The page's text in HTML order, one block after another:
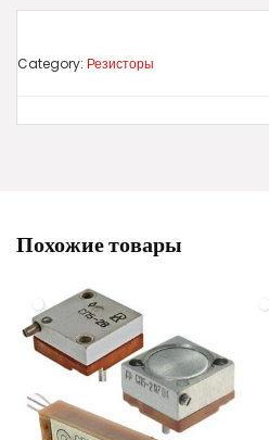
Category: Резисторы
Похожие товары